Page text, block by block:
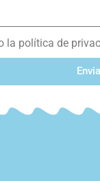
la política de